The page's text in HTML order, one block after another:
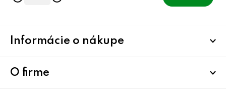
Informácie o nákupe
O firme